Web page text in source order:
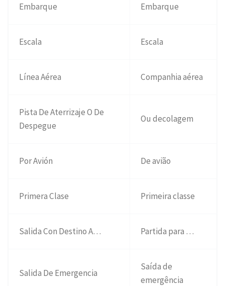
Embarque Embarque
Escala Escala
Línea Aérea Companhia aérea
Pista De Aterrizaje O De
Despegue
Ou decolagem
Por Avión De avião
Primera Clase Primeira classe
Salida Con Destino A… Partida para …
Salida De Emergencia
Saída de
emergência